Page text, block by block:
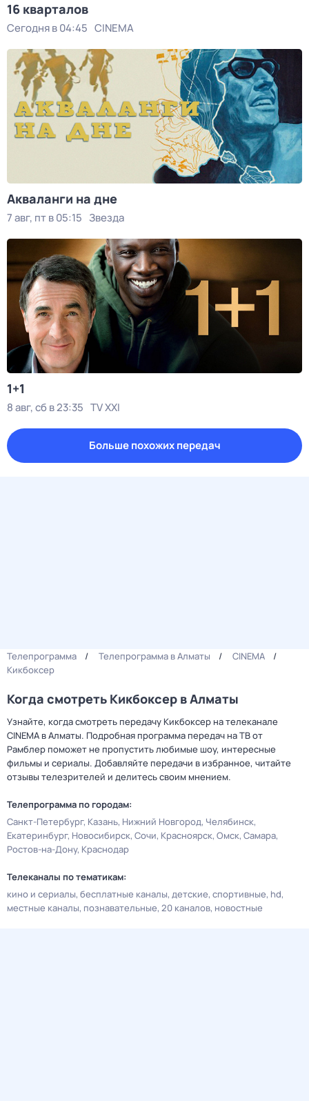
16 кварталов
Сегодня в 04:45 CINEMA
Акваланги на дне
7 авг, пт в 05:15 Звезда
1+1
8 авг, сб в 23:35 TV XXI
Больше похожих передач
Телепрограмма Телепрограмма в Алматы
CINEMA
Кикбоксер
Когда смотреть Кикбоксер в Алматы
Узнайте, когда смотреть передачу Кикбоксер на телеканале
CINEMA в Алматы. Подробная программа передач на ТВ от
Рамблер поможет не пропустить любимые шоу, интересные
фильмы и сериалы. Добавляйте передачи в избранное, читайте
отзывы телезрителей и делитесь своим мнением.
Телепрограмма по городам:
Санкт-Петербург Казань Нижний Новгород Челябинск
Екатеринбург Новосибирск Сочи Красноярск Омск Самара
Ростов-на-Дону Краснодар
Телеканалы по тематикам:
кино и сериалы бесплатные каналы детские спортивные hd
местные каналы познавательные 20 каналов новостные